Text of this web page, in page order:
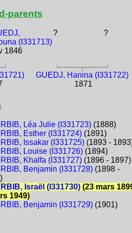
parents
(I331713)
1846
? ?
GUEDJ, Hanina (I331722)
1871
Léa Julie (I331723)(1888)
Esther (I331724)(1891)
Issakar (I331725)(1893 -
Louise (I331726)(1894)
Khalfa (I331727)(1896 - 1897)
Benjamin (I331728)(1898 -
Israël (I331730)(23 mars
1949)
Benjamin (I331729)(1901)